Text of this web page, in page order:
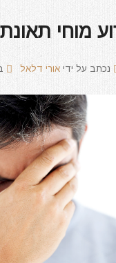
מוחי
נכתב על ידי אורי דלאל